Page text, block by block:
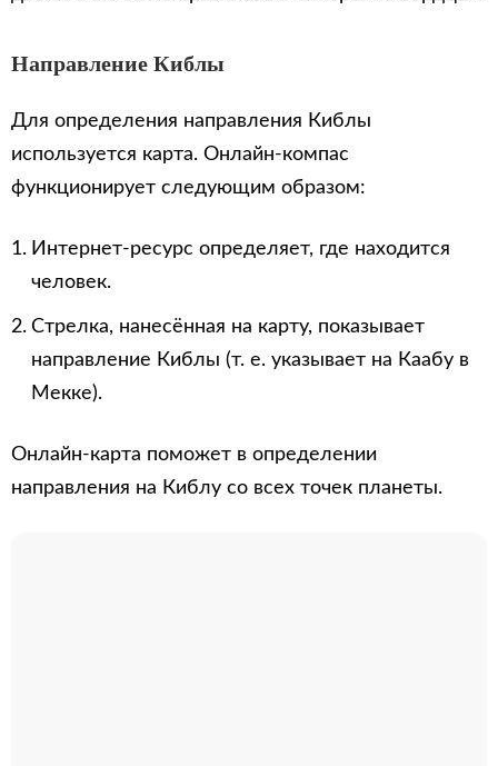
Направление Киблы
Для определения направления Киблы
используется карта. Онлайн-компас
функционирует следующим образом:
Интернет-ресурс определяет, где находится
человек.
Стрелка, нанесённая на карту, показывает
направление Киблы (т. е. указывает на Каабу в
Мекке).
Онлайн-карта поможет в определении
направления на Киблу со всех точек планеты.